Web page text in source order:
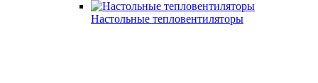
Настольные тепловентиляторы